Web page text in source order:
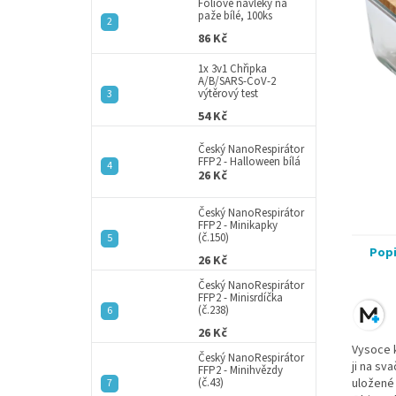
paže bílé, 100ks
86 Kč
1x 3v1 Chřipka
A/B/SARS-CoV-2
výtěrový test
54 Kč
Český NanoRespirátor
FFP2 - Halloween bílá
26 Kč
Český NanoRespirátor
FFP2 - Minikapky
(č.150)
26 Kč
Český NanoRespirátor
FFP2 - Minisrdíčka
(č.238)
26 Kč
Český NanoRespirátor
FFP2 - Minihvězdy
(č.43)
Vysoce
ji na